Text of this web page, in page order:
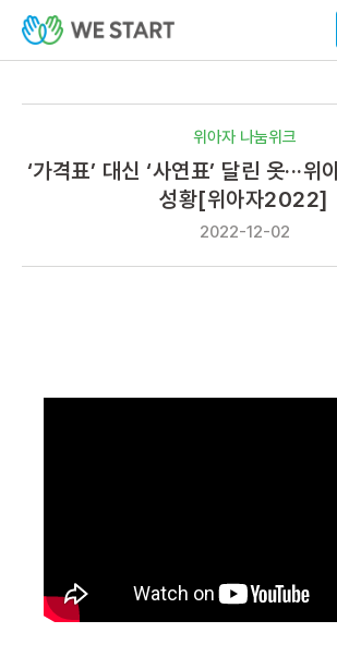
위아자 나눔위크
‘가격표’ 대신 ‘사연표’ 달린 옷···위
성황[위아자2022]
2022-12-02